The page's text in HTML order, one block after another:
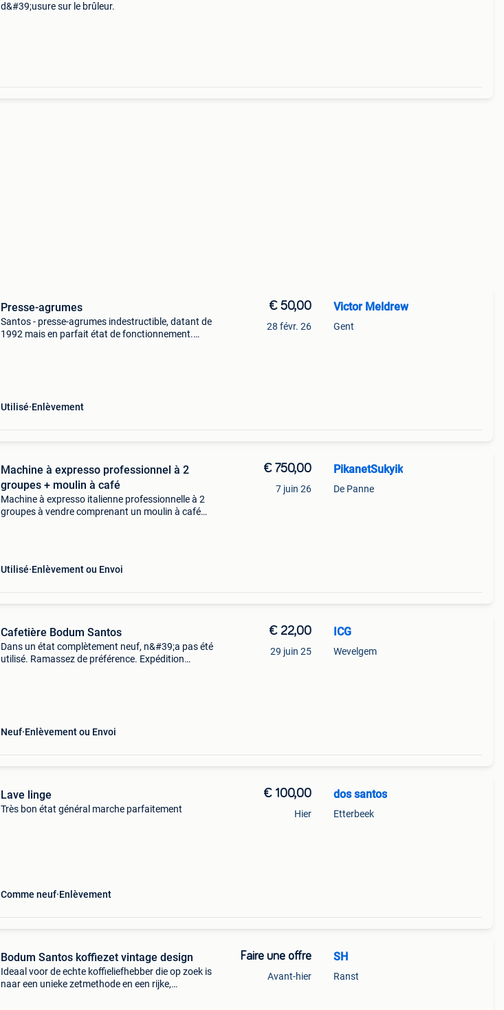
d&#39;usure sur le brûleur.
Presse-agrumes
Santos - presse-agrumes indestructible, datant de
1992 mais en parfait état de fonctionnement.
Utilisé Enlèvement
€ 50,00
28 févr. 26
Victor Meldrew
Gent
Machine à expresso professionnel à 2
groupes + moulin à café
Machine à expresso italienne professionnelle à 2
groupes à vendre comprenant un moulin à café
Utilisé Enlèvement ou Envoi
€ 750,00
7 juin 26
PikanetSukyik
De Panne
Cafetière Bodum Santos
Dans un état complètement neuf, n&#39;a pas été
utilisé. Ramassez de préférence. Expédition
Neuf Enlèvement ou Envoi
€ 22,00
29 juin 25
ICG
Wevelgem
Lave linge
Très bon état général marche parfaitement
Comme neuf Enlèvement
€ 100,00
Hier
dos santos
Etterbeek
Bodum Santos koffiezet vintage design
Ideaal voor de echte koffieliefhebber die op zoek is
naar een unieke zetmethode en een rijke,
Faire une offre
Avant-hier
SH
Ranst